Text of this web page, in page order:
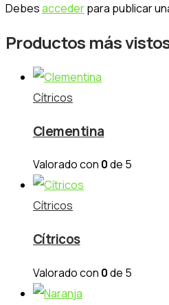
Debesaccederpara publicar
Productos más
Cítricos
Clementina
Valorado con 0de 5
Cítricos
Cítricos
Valorado con 0de 5